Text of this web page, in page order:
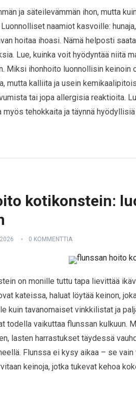
ja säteilevämmän ihon, mutta
naamiot kasvoille:
hoitaa ihoasi. Nämä helposti
Lue, kuinka voit hyödyntää niitä
Miksi ihonhoito luonnollisin
mutta kalliita ja usein
tai jopa allergisia reaktioita.
tehokkaita ja täynnä
kotikonstein:
0 KOMMENTTIA
on monille tuttu tapa lievittää
kateissa, haluat löytää keinon,
kuin tavanomaiset vinkkilistat ja
todella vaikuttaa flunssan kulkuun.
lasten harrastukset täydessä
Flunssa ei kysy aikaa – se
keinoja, jotka tukevat kehoa